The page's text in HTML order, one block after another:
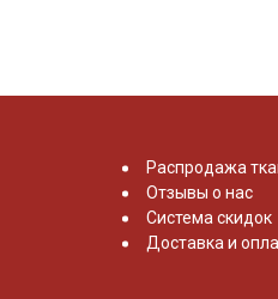
Распродажа
Отзывы о нас
Система скидок
Доставка и